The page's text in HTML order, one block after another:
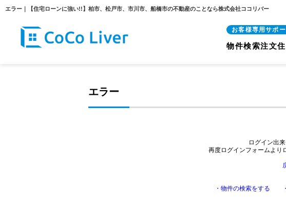
エラー｜【住宅ローンに強い!!】柏市、松戸市、市川市、船橋市の不動産のことなら株式会社ココリバー
お客様専用サポー
物件検索注文
エラー
ログイン出
再度ログインフォームより
・物件の検索をする